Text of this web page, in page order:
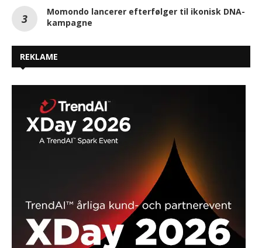
Momondo lancerer efterfølger til ikonisk DNA-
kampagne
REKLAME